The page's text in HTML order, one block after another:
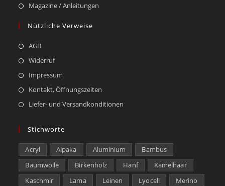
Magazine / Anleitungen
Nützliche Verweise
AGB
Widerruf
Impressum
Kontakt, Öffnungszeiten
Liefer- und Versandkonditionen
Stichworte
Acryl Alpaka Aluminium
Bambus
Baumwolle
Birkenholz Hanf
Kamelhaar
Kaschmir
Lama Leinen Lyocell
Merino